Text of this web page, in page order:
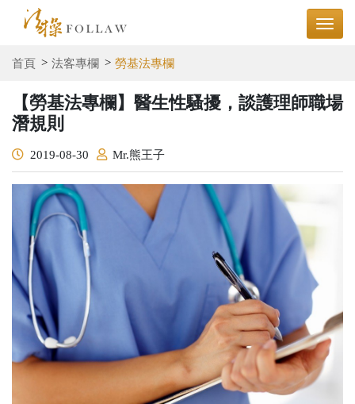
首頁 法客專欄 勞基法專欄
【勞基法專欄】醫生性騷擾，談護理師職場
潛規則
2019-08-30 Mr.熊王子